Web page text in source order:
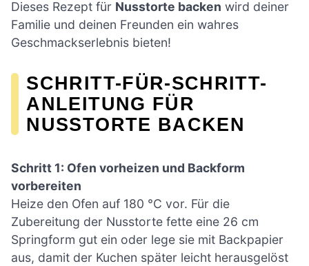
Dieses Rezept für Nusstorte backen wird deiner
Familie und deinen Freunden ein wahres
Geschmackserlebnis bieten!
SCHRITT-FÜR-SCHRITT-
ANLEITUNG FÜR
NUSSTORTE BACKEN
Schritt 1: Ofen vorheizen und Backform
vorbereiten
Heize den Ofen auf 180 °C vor. Für die
Zubereitung der Nusstorte fette eine 26 cm
Springform gut ein oder lege sie mit Backpapier
aus, damit der Kuchen später leicht herausgelöst